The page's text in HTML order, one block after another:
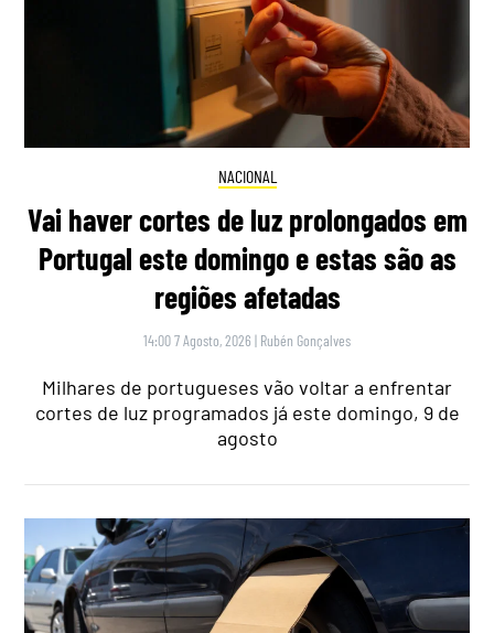
NACIONAL
Vai haver cortes de luz prolongados em
Portugal este domingo e estas são as
regiões afetadas
14:00 7 Agosto, 2026 | Rubén Gonçalves
Milhares de portugueses vão voltar a enfrentar
cortes de luz programados já este domingo, 9 de
agosto